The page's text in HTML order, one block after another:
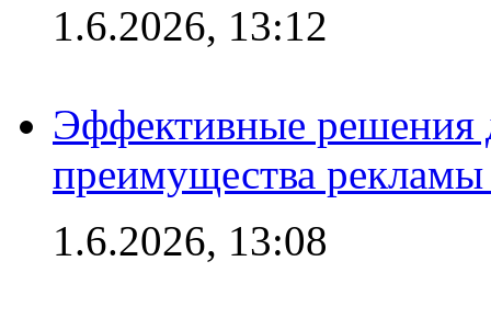
1.6.2026, 13:12
Эффективные решения
преимущества рекламы
1.6.2026, 13:08